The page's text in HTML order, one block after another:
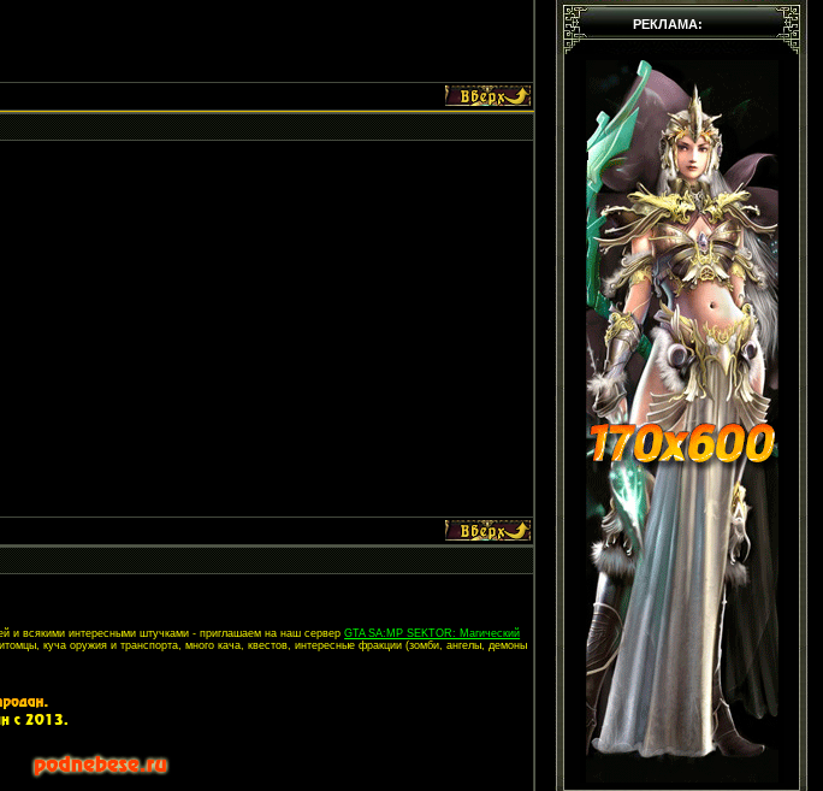
и всякими интересными штучками - приглашаем на наш серверGTA SA:MP SEKTOR: Магический
куча оружия и транспорта, много кача, квестов, интересные фракции (зомби, ангелы, демоны
РЕКЛАМА: